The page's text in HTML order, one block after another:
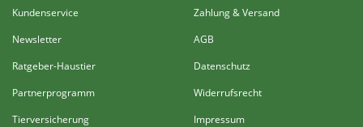
Kundenservice
Newsletter
Ratgeber-Haustier
Partnerprogramm
Tierversicherung
Zahlung & Versand
AGB
Datenschutz
Widerrufsrecht
Impressum